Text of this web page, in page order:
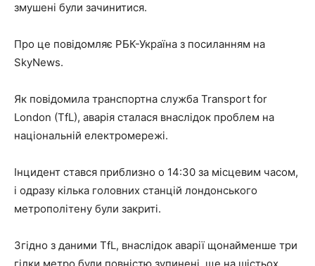
змушені були зачинитися.
Про це повідомляє РБК-Україна з посиланням на
SkyNews.
Як повідомила транспортна служба Transport for
London (TfL), аварія сталася внаслідок проблем на
національній електромережі.
Інцидент стався приблизно о 14:30 за місцевим часом,
і одразу кілька головних станцій лондонського
метрополітену були закриті.
Згідно з даними TfL, внаслідок аварії щонайменше три